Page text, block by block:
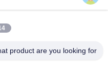
product are you looking for?